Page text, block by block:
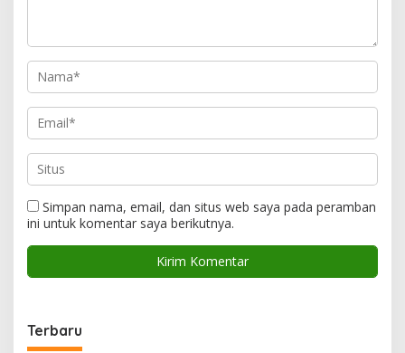
Simpan nama, email, dan situs web saya pada peramban
ini untuk komentar saya berikutnya.
Terbaru